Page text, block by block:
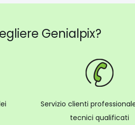
Genialpix?
Servizio clienti
tecnici qualificati